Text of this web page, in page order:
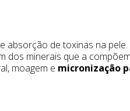
absorção de toxinas na
minerais que a
moagem e micronização